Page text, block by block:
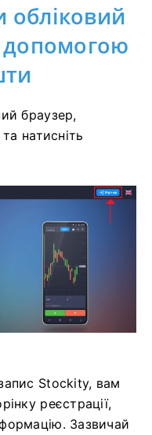
обліковий
допомогою
браузер,
натисніть
Stockity, вам
реєстрації,
Зазвичай